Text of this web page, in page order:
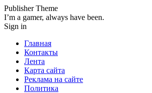
Publisher Theme
I’m a gamer, always have been.
Sign in
Главная
Контакты
Лента
Карта сайта
Реклама на сайте
Политика